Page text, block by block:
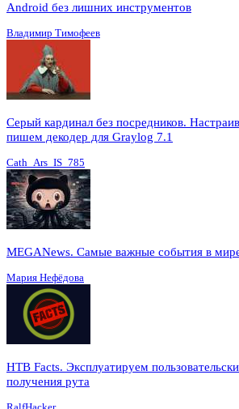
Android без лишних инструментов
Владимир Тимофеев
Серый кардинал без посредников.
пишем декодер для Graylog 7.1
Cath_Ars_IS_785
MEGANews. Cамые важные события в
Мария Нефёдова
HTB Facts. Эксплуатируем
получения рута